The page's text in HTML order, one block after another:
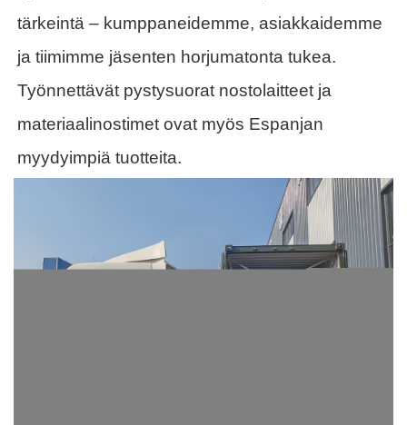
tärkeintä – kumppaneidemme, asiakkaidemme
ja tiimimme jäsenten horjumatonta tukea.
Työnnettävät pystysuorat nostolaitteet ja
materiaalinostimet ovat myös Espanjan
myydyimpiä tuotteita.